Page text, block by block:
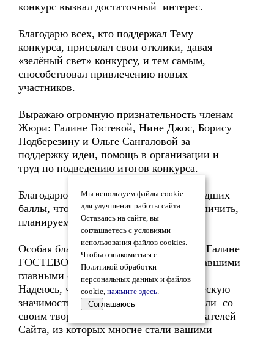
конкурс вызвал достаточный интерес.
Благодарю всех, кто поддержал Тему
конкурса, присылал свои отклики, давая
«зелёный свет» конкурсу, и тем самым,
способствовал привлечению новых
участников.
Выражаю огромную признательность членам
Жюри: Галине Гостевой, Нине Джос, Борису
Подберезину и Ольге Сангаловой за
поддержку идеи, помощь в организации и
труд по подведению итогов конкурса.
Благодарю спонсоров конкурса, переведших
баллы, что позволили значительно увеличить,
планируемый ранее, Призовой фонд.
Особая благодарность Павлу ЛОСЕВУ, Галине
ГОСТЕВОЙ и Дине ИВАНОВОЙ 2, ставшими
главными спонсорами Конкурса-5.
Надеюсь, что Конкурс-5 имел практическую
значимость, т.к. конкурсанты ознакомили со
своим творчеством большое число Читателей
Сайта, из которых многие стали вашими
Мы используем файлы cookie
для улучшения работы сайта.
Оставаясь на сайте, вы
соглашаетесь с условиями
использования файлов cookies.
Чтобы ознакомиться с
Политикой обработки
персональных данных и файлов
cookie, нажмите здесь.
Соглашаюсь